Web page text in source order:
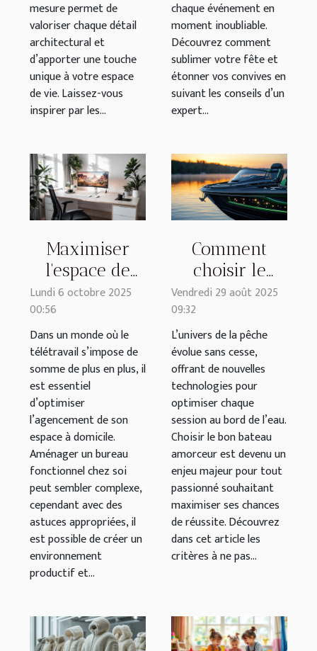
mesure permet de
valoriser chaque détail
architectural et
d’apporter une touche
unique à votre espace
de vie. Laissez-vous
inspirer par les...
chaque événement en
moment inoubliable.
Découvrez comment
sublimer votre fête et
étonner vos convives en
suivant les conseils d’un
expert...
Maximiser
l'espace de
travail chez
soi : conseils
pratiques et
astuces
Lundi 6 octobre 2025
00:56
Dans un monde où le
télétravail s’impose de
somme de plus en plus, il
est essentiel
d’optimiser
l’agencement de son
espace à domicile.
Aménager un bureau
fonctionnel chez soi
peut sembler complexe,
cependant avec des
astuces appropriées, il
est possible de créer un
environnement
productif et...
Comment
choisir le
meilleur
amorceur
pour vos
sessions de
pêche ?
Vendredi 29 août 2025
09:32
L’univers de la pêche
évolue sans cesse,
offrant de nouvelles
technologies pour
optimiser chaque
session au bord de l’eau.
Choisir le bon bateau
amorceur est devenu un
enjeu majeur pour tout
passionné souhaitant
maximiser ses chances
de réussite. Découvrez
dans cet article les
critères à ne pas...